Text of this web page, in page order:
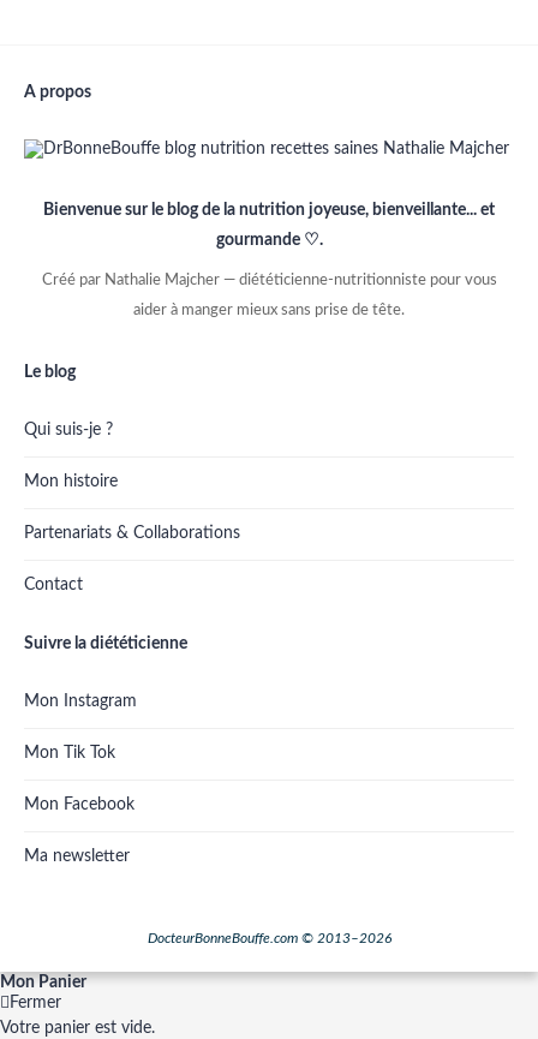
A propos
Bienvenue sur le blog de la nutrition joyeuse, bienveillante... et
gourmande ♡.
Créé par Nathalie Majcher — diététicienne-nutritionniste pour vous
aider à manger mieux sans prise de tête.
Le blog
Qui suis-je ?
Mon histoire
Partenariats & Collaborations
Contact
Suivre la diététicienne
Mon Instagram
Mon Tik Tok
Mon Facebook
Ma newsletter
DocteurBonneBouffe.com © 2013–2026
Mon Panier
Fermer
Votre panier est vide.